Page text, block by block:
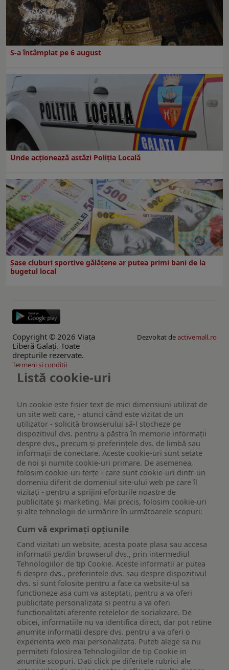
S-a întâmplat pe 6 august
Unde acționează astăzi Poliția Locală
Şase cluburi sportive gălăţene ar putea primi bani de la
bugetul local
Copyright © 2026 Viaţa
Liberă Galaţi. Toate
drepturile rezervate.
Dezvoltat deactivemall.ro
Termeni si conditii
Listă cookie-uri
Un cookie este fişier text de mici dimensiuni utilizat de
un site web care, - atunci când este vizitat de un
utilizator - solicită browserului să-l stocheze pe
dispozitivul dvs. pentru a păstra în memorie informații
despre dvs., precum și preferințele dvs. de limbă sau
informații de conectare. Aceste cookie-uri sunt setate
de noi și numite cookie-uri primare. De asemenea,
folosim cookie-uri terțe - care sunt cookie-uri dintr-un
domeniu diferit de domeniul site-ului web pe care îl
vizitați - pentru a sprijini eforturile noastre de
publicitate și marketing. Mai precis, folosim cookie-uri
și alte tehnologii de urmărire în următoarele scopuri:
Cum vă exprimați opțiunile
Cand vizitati un website, acesta poate plasa sau accesa
informatii pe/din browserul dvs., prin intermediul
Tehnologiilor de tip Cookie. Aceste informatii ar putea
fi despre dvs., preferintele dvs. sau despre dispozitivul
dvs. si sunt folosite pentru a face ca website-ul sa
functioneze asa cum va asteptati, pentru a va oferi
publicitate personalizata si pentru a va oferi
functionalitati aferente retelelor de socializare. De
obicei, informatiile nu va identifica direct, dar pot retine
anumite informatii despre dvs. pentru a va oferi o
experienta web mai personalizata. Puteti alege sa nu
permiteti folosirea Tehnologiilor de tip Cookie in
anumite scopuri. Dati click pe diferitele rubrici ale